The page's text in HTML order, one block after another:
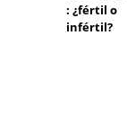
: ¿fértil o
infértil?